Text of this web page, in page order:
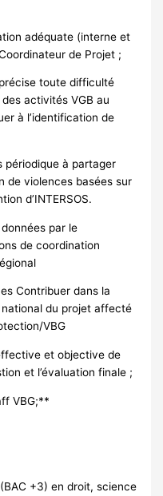
adéquate (interne et
de Projet ;
toute difficulté
activités VGB au
à l’identification de
périodique à partager
de violences basées sur
d’INTERSOS.
par le
de coordination
Contribuer dans la
du projet affecté
VBG
et objective de
et l’évaluation finale ;
VBG;**
+3) en droit, science